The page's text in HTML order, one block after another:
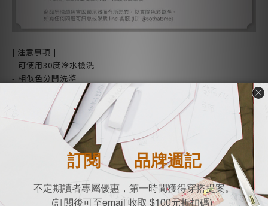
| 注意事項 |
- 可使用30度冷水機洗
- 相似色分開洗滌
- 不可長時間浸泡
- 不可使用含氯漂白水
- 低溫烘乾
- 低溫反面整燙
身高:165 cm，50 KG, Free size